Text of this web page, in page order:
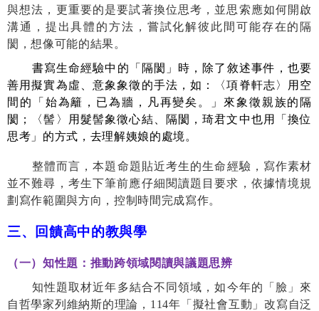
與想法，更重要的是要試著換位思考，並思索應如何開啟
溝通，提出具體的方法，嘗試化解彼此間可能存在的隔
閡，想像可能的結果。
書寫生命經驗中的「隔閡」時，除了敘述事件，也要
善用擬實為虛、意象象徵的手法，如：〈項脊軒志〉用空
間的「始為籬，已為牆，凡再變矣。」來象徵親族的隔
閡；〈髻〉用髮髻象徵心結、隔閡，琦君文中也用「換位
思考」的方式，去理解姨娘的處境。
整體而言，本題命題貼近考生的生命經驗，寫作素材
並不難尋，考生下筆前應仔細閱讀題目要求，依據情境規
劃寫作範圍與方向，控制時間完成寫作。
三、回饋高中的教與學
（一）知性題：推動跨領域閱讀與議題思辨
知性題取材近年多結合不同領域，如今年的「臉」來
自哲學家列維納斯的理論， 114年「擬社會互動」改寫自泛